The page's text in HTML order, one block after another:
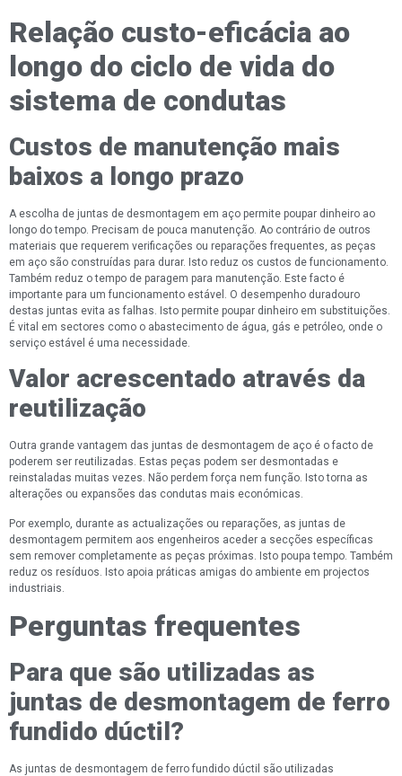
Relação custo-eficácia ao
longo do ciclo de vida do
sistema de condutas
Custos de manutenção mais
baixos a longo prazo
A escolha de juntas de desmontagem em aço permite poupar dinheiro ao
longo do tempo. Precisam de pouca manutenção. Ao contrário de outros
materiais que requerem verificações ou reparações frequentes, as peças
em aço são construídas para durar. Isto reduz os custos de funcionamento.
Também reduz o tempo de paragem para manutenção. Este facto é
importante para um funcionamento estável. O desempenho duradouro
destas juntas evita as falhas. Isto permite poupar dinheiro em substituições.
É vital em sectores como o abastecimento de água, gás e petróleo, onde o
serviço estável é uma necessidade.
Valor acrescentado através da
reutilização
Outra grande vantagem das juntas de desmontagem de aço é o facto de
poderem ser reutilizadas. Estas peças podem ser desmontadas e
reinstaladas muitas vezes. Não perdem força nem função. Isto torna as
alterações ou expansões das condutas mais económicas.
Por exemplo, durante as actualizações ou reparações, as juntas de
desmontagem permitem aos engenheiros aceder a secções específicas
sem remover completamente as peças próximas. Isto poupa tempo. Também
reduz os resíduos. Isto apoia práticas amigas do ambiente em projectos
industriais.
Perguntas frequentes
Para que são utilizadas as
juntas de desmontagem de ferro
fundido dúctil?
As juntas de desmontagem de ferro fundido dúctil são utilizadas